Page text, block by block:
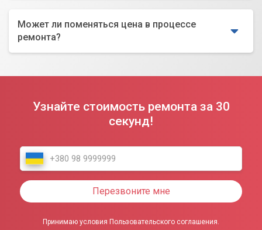
Может ли поменяться цена в процессе
ремонта?
Узнайте стоимость ремонта за 30
секунд!
Перезвоните мне
Принимаю условия Пользовательского соглашения.